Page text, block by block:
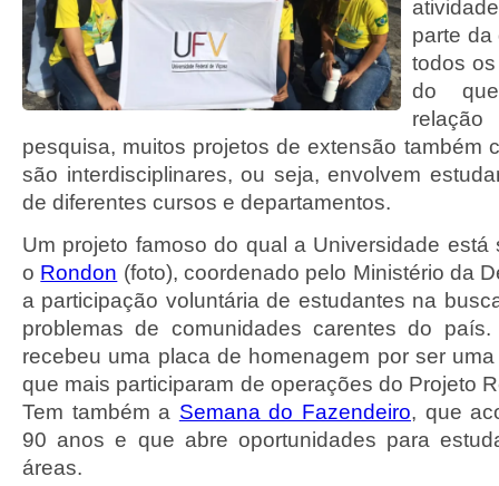
parte da
todos
do
pesquisa, muitos projetos de extensão também
são interdisciplinares, ou seja, envolvem
de diferentes cursos e departamentos.
Um projeto famoso do qual a Universidade está
o Rondon (foto), coordenado pelo Ministério da
a participação voluntária de estudantes na
problemas de comunidades carentes do
recebeu uma placa de homenagem por ser
que mais participaram de operações do Projeto
Tem também a Semana do Fazendeiro, que
90 anos e que abre oportunidades para
áreas.